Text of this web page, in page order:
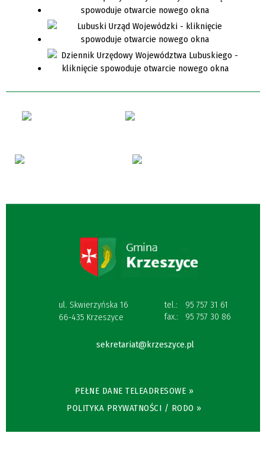
ul. Skwierzyńska 16
66-435 Krzeszyce
tel.:
95 757 31 61
fax.:
95 757 30 86
sekretariat@krzeszyce.pl
PEŁNE DANE TELEADRESOWE »
POLITYKA PRYWATNOŚCI / RODO »